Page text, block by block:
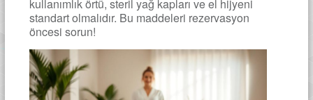
kullanımlık örtü, steril yağ kapları ve el hijyeni
standart olmalıdır. Bu maddeleri rezervasyon
öncesi sorun!